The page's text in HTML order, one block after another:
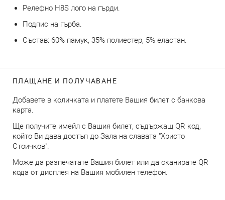
Релефно H8S лого на гърди.
Подпис на гърба.
Състав: 60% памук, 35% полиестер, 5% еластан.
ПЛАЩАНЕ И ПОЛУЧАВАНЕ
Добавете в количката и платете Вашия билет с банкова
карта.
Ще получите имейл с Вашия билет, съдържащ QR код,
който Ви дава достъп до Зала на славата "Христо
Стоичков".
Може да разпечатате Вашия билет или да сканирате QR
кода от дисплея на Вашия мобилен телефон.